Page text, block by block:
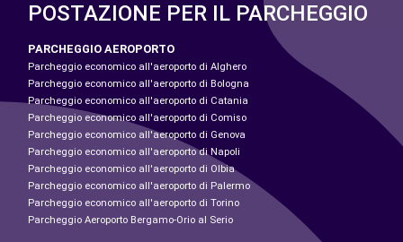
POSTAZIONE PER IL PARCHEGGIO
PARCHEGGIO AEROPORTO
Parcheggio economico all'aeroporto di Alghero
Parcheggio economico all'aeroporto di Bologna
Parcheggio economico all'aeroporto di Catania
Parcheggio economico all'aeroporto di Comiso
Parcheggio economico all'aeroporto di Genova
Parcheggio economico all'aeroporto di Napoli
Parcheggio economico all'aeroporto di Olbia
Parcheggio economico all'aeroporto di Palermo
Parcheggio economico all'aeroporto di Torino
Parcheggio Aeroporto Bergamo-Orio al Serio